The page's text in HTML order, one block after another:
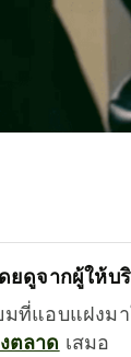
ยดูจากผู้ให้บ
มที่แอบแฝงม
ตลาด เสมอ